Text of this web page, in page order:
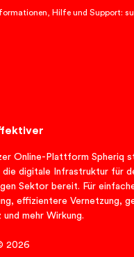
Hilfe und Support:
Online-Plattform Spheriq
die digitale Infrastruktur für
Sektor bereit. Für
effizientere Vernetzung,
und mehr Wirkung.
2026